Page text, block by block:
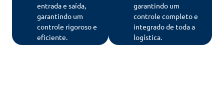
entrada e saída,
garantindo um
controle rigoroso e
eficiente.
garantindo um
controle completo e
integrado de toda a
logística.